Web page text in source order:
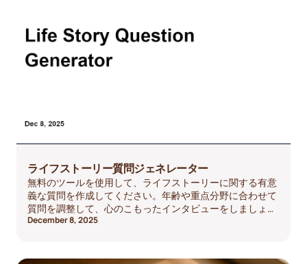
ライフストーリー質問ジェネレーター
無料のツールを使用して、ライフストーリーに関する有意
義な質問を作成してください。年齢や重点分野に合わせて
質問を調整して、心のこもったインタビューをしましょ
う！
December 8, 2025